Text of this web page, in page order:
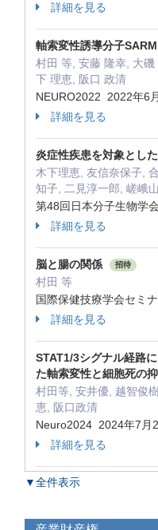
詳細を見る
軸索変性誘導分子
村田 等, 安藤 隆幸, 大
下 理恵, 阪口 政清
NEURO2022 2022年6
詳細を見る
炎症性疾患を対象とし
木下理恵, 友信奈保子,
知子, 二見淳一郎, 嵯峨
第48回日本分子生物学
詳細を見る
脳と腸の関係 招待
村田 等
国際保健技療学会セミ
詳細を見る
STAT1/3シグナル経路
た軸索変性と細胞死の抑
村田等, 安井優, 越智俊
恵, 阪口政清
Neuro2024 2024年7月
詳細を見る
▼全件表示